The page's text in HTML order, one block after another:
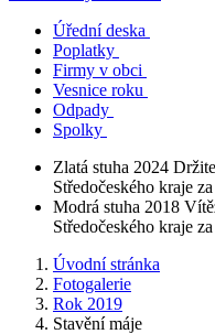
Úřední deska
Poplatky
Firmy v obci
Vesnice roku
Odpady
Spolky
Zlatá stuha 2024
Středočeského kraje
Modrá stuha 2018
Středočeského kraje
Úvodní stránka
Fotogalerie
Rok 2019
Stavění máje